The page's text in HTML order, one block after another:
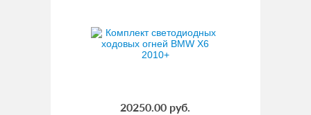
20250.00 руб.